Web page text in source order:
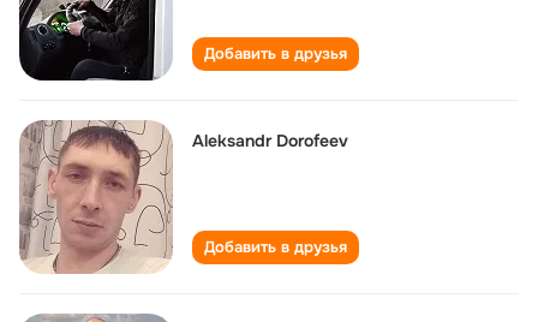
Добавить в друзья
Aleksandr Dorofeev
Добавить в друзья